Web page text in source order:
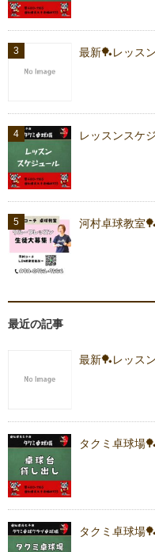
最新🏓レッス
レッスンスケ
河村卓球教室
最近の記事
最新🏓レッス
タクミ卓球場
タクミ卓球場